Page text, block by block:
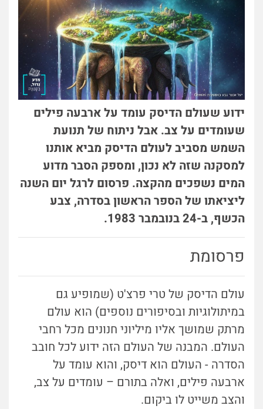
ידוע שעולם הדיסק עומד על ארבעה פילים
שעומדים על צב. אבל ניתוח של תנועת
השמש מסביב לעולם הדיסק מביא אותנו
למסקנה שזה לא נכון, ומספק הסבר מדוע
המים נשפכים מהקצה. פרסום לרגל יום השנה
ליציאתו של הספר הראשון בסדרה, צבע
הכשף, ב-24 בנובמבר 1983.
פרסומת
עולם הדיסק של טרי פרצ'ט (שמופיע גם
במיתולוגיות ובסיפורים נוספים) הוא עולם
מרתק שמושך אליו מיליוני חנונים מכל רחבי
העולם. המבנה של העולם הזה ידוע לכל חובב
הסדרה - העולם הוא דיסק, והוא עומד על
ארבעה פילים, ואלה בתורם – עומדים על צב,
והצב משייט לו ביקום.